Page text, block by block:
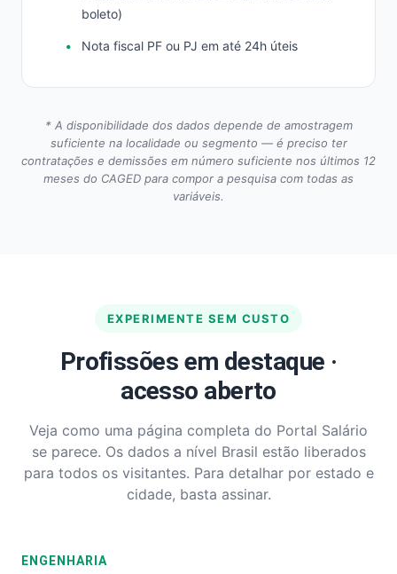
boleto)
Nota fiscal PF ou PJ em até 24h úteis
* A disponibilidade dos dados depende de amostragem
suficiente na localidade ou segmento — é preciso ter
contratações e demissões em número suficiente nos últimos 12
meses do CAGED para compor a pesquisa com todas as
variáveis.
EXPERIMENTE SEM CUSTO
Profissões em destaque ·
acesso aberto
Veja como uma página completa do Portal Salário
se parece. Os dados a nível Brasil estão liberados
para todos os visitantes. Para detalhar por estado e
cidade, basta assinar.
ENGENHARIA